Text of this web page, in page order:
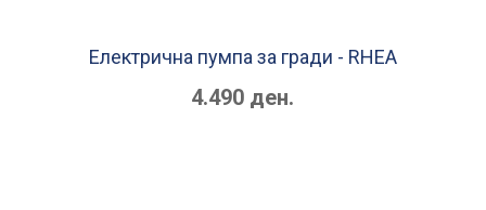
Електрична пумпа за гради - RHEA
4.490 ден.